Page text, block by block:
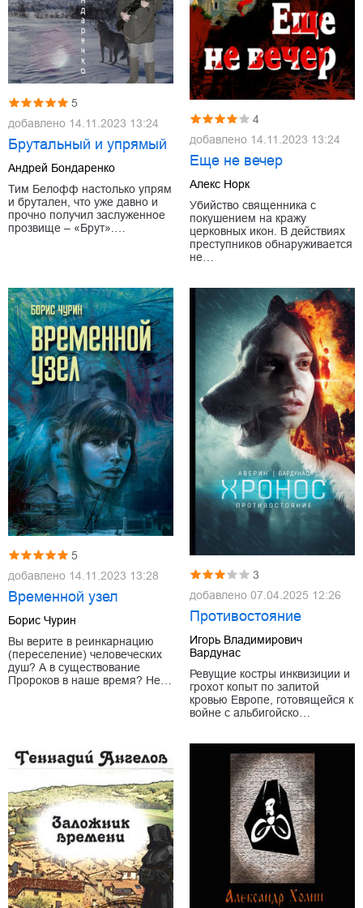
5
добавлено 14.11.2023 13:24
Брутальный и упрямый
Андрей Бондаренко
Тим Белофф настолько упрям
и брутален, что уже давно и
прочно получил заслуженное
прозвище – «Брут».…
4
добавлено 14.11.2023 13:24
Еще не вечер
Алекс Норк
Убийство священника с
покушением на кражу
церковных икон. В действиях
преступников обнаруживается
не…
5
добавлено 14.11.2023 13:28
Временной узел
Борис Чурин
Вы верите в реинкарнацию
(переселение) человеческих
душ? А в существование
Пророков в наше время? Не…
3
добавлено 07.04.2025 12:26
Противостояние
Игорь Владимирович
Вардунас
Ревущие костры инквизиции и
грохот копыт по залитой
кровью Европе, готовящейся к
войне с альбигойско…